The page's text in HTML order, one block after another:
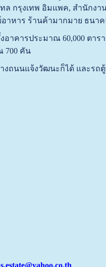
ทล กรุงเทพ อิมแพค, สำนักง
าหาร ร้านค้ามากมาย ธนา
อาคารประมาณ 60,000 ตาร
700 คัน
งถนนแจ้งวัฒนะก็ได้ และร